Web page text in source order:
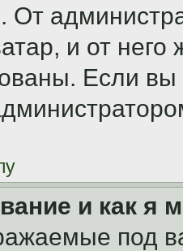
От
и от него
Если
и как я
под